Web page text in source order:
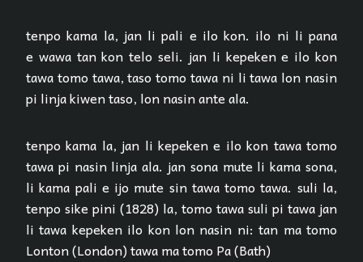
tenpo kama la, jan li pali e ilo kon. ilo ni li pana
e wawa tan kon telo seli. jan li kepeken e ilo kon
tawa tomo tawa, taso tomo tawa ni li tawa lon nasin
pi linja kiwen taso, lon nasin ante ala.
tenpo kama la, jan li kepeken e ilo kon tawa tomo
tawa pi nasin linja ala. jan sona mute li kama sona,
li kama pali e ijo mute sin tawa tomo tawa. suli la,
tenpo sike pini (1828) la, tomo tawa suli pi tawa jan
li tawa kepeken ilo kon lon nasin ni: tan ma tomo
Lonton (London) tawa ma tomo Pa (Bath)